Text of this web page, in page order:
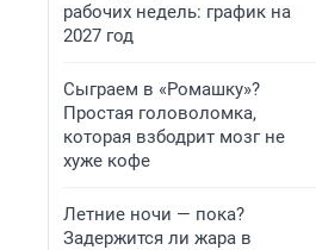
рабочих недель: график на
2027 год
Сыграем в «Ромашку»?
Простая головоломка,
которая взбодрит мозг не
хуже кофе
Летние ночи — пока?
Задержится ли жара в